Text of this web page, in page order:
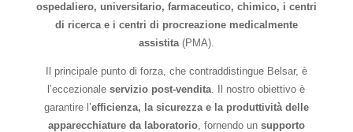
ospedaliero, universitario, farmaceutico, chimico, i centri
di ricerca e i centri di procreazione medicalmente
assistita(PMA).
Il principale punto di forza, che contraddistingue Belsar, è
l’eccezionaleservizio post-vendita. Il nostro obiettivo è
garantire l’efficienza, la sicurezza e la produttività delle
apparecchiature da laboratorio, fornendo un supporto